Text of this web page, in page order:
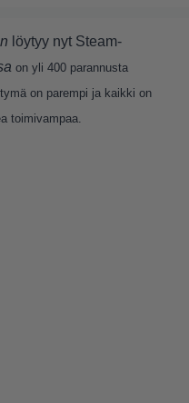
löytyy nyt Steam-
on yli 400 parannusta
on parempi ja kaikki on
toimivampaa.